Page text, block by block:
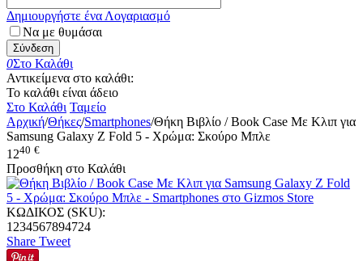
Δημιουργήστε ένα Λογαριασμό
Να με θυμάσαι
Σύνδεση
0Στο Καλάθι
Αντικείμενα στο καλάθι:
Το καλάθι είναι άδειο
Στο Καλάθι Ταμείο
Αρχική/Θήκες/Smartphones/Θήκη Βιβλίο / Book Case Με Κλιπ για
Samsung Galaxy Z Fold 5 - Χρώμα: Σκούρο Μπλε
1240 €
Προσθήκη στο Καλάθι
ΚΩΔΙΚΟΣ (SKU):
1234567894724
Share Tweet